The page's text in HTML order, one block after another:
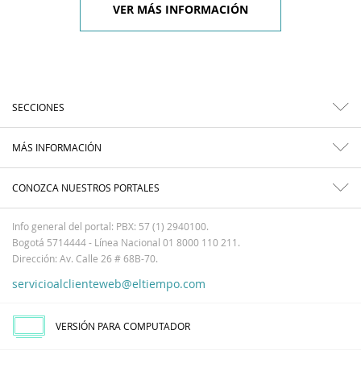
VER MÁS INFORMACIÓN
SECCIONES
MÁS INFORMACIÓN
CONOZCA NUESTROS PORTALES
Info general del portal: PBX: 57 (1) 2940100.
Bogotá 5714444 - Línea Nacional 01 8000 110 211.
Dirección: Av. Calle 26 # 68B-70.
servicioalclienteweb@eltiempo.com
VERSIÓN PARA COMPUTADOR